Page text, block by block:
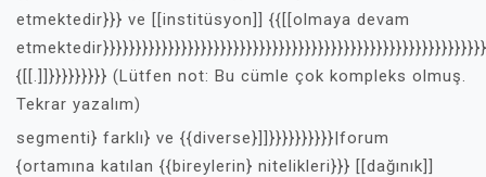
etmektedir}}} ve [[institüsyon]] {{[[olmaya devam
{[[.]]}}}}}}}}} (Lütfen not: Bu cümle çok kompleks olmuş.
Tekrar yazalım)
segmenti} farklı} ve {{diverse}]]}}}}}}}}}}|forum
{ortamına katılan {{bireylerin} nitelikleri}}} [[dağınık]]